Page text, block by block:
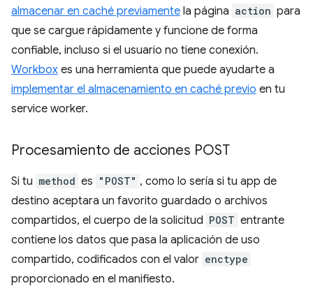
almacenar en caché previamente la página action para
que se cargue rápidamente y funcione de forma
confiable, incluso si el usuario no tiene conexión.
Workbox es una herramienta que puede ayudarte a
implementar el almacenamiento en caché previo en tu
service worker.
Procesamiento de acciones POST
Si tu method es "POST" , como lo sería si tu app de
destino aceptara un favorito guardado o archivos
compartidos, el cuerpo de la solicitud POST entrante
contiene los datos que pasa la aplicación de uso
compartido, codificados con el valor enctype
proporcionado en el manifiesto.